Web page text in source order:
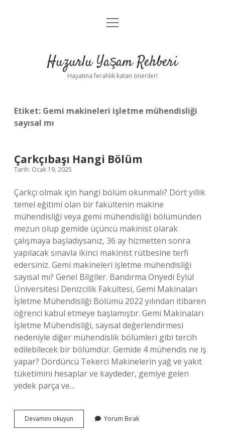
Anasayfa
Yasal Uyarı
menüyü
Huzurlu Yaşam Rehberi
Hayatına ferahlık katan öneriler!
Etiket: Gemi makineleri işletme mühendisliği
sayısal mı
Çarkçıbaşı Hangi Bölüm
Tarih: Ocak 19, 2025
Çarkçı olmak için hangi bölüm okunmalı? Dört yıllık
temel eğitimi olan bir fakültenin makine
mühendisliği veya gemi mühendisliği bölümünden
mezun olup gemide üçüncü makinist olarak
çalışmaya başladıysanız, 36 ay hizmetten sonra
yapılacak sınavla ikinci makinist rütbesine terfi
edersiniz. Gemi makineleri işletme mühendisliği
sayısal mı? Genel Bilgiler. Bandırma Onyedi Eylül
Üniversitesi Denizcilik Fakültesi, Gemi Makinaları
İşletme Mühendisliği Bölümü 2022 yılından itibaren
öğrenci kabul etmeye başlamıştır. Gemi Makinaları
İşletme Mühendisliği, sayısal değerlendirmesi
nedeniyle diğer mühendislik bölümleri gibi tercih
edilebilecek bir bölümdür. Gemide 4 mühendis ne iş
yapar? Dördüncü Tekerci Makinelerin yağ ve yakıt
tüketimini hesaplar ve kaydeder, gemiye gelen
yedek parça ve…
Devamını okuyun Çarkçıbaşı
Hangi
Yorum Bırak